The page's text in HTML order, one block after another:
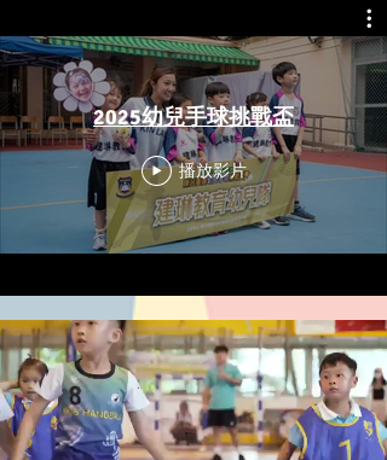
2025幼兒手球挑戰盃
播放影片